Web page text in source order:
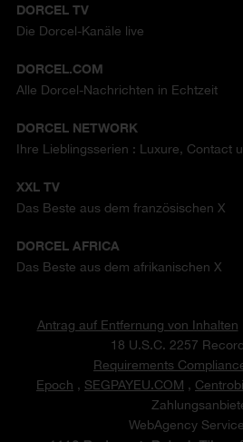
DORCEL TV
Die Dorcel-Kanäle live
DORCEL.COM
Alle Dorcel-Nachrichten in Echtzeit
DORCEL NETWORK
Ihre Lieblingsserien : Luxure, Contact
XXL TV
Das Beste aus dem französischen X
DORCEL AFRICA
Das Beste aus dem afrikanischen X
Antrag auf Entfernung von Inhalten
18 U.S.C. 2257
Requirements
Epoch , SEGPAYEU.COM ,
WebAgency